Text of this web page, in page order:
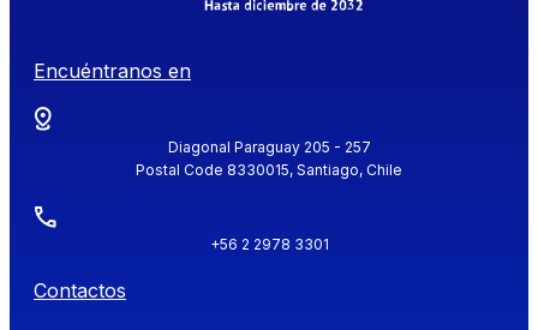
Encuéntranos en
Diagonal Paraguay 205 - 257
Postal Code 8330015, Santiago, Chile
+56 2 2978 3301
Contactos